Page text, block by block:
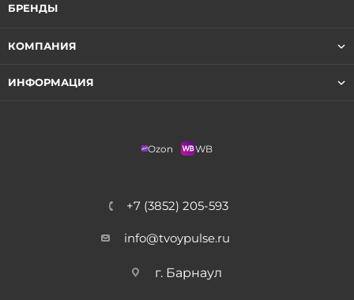
БРЕНДЫ
КОМПАНИЯ
ИНФОРМАЦИЯ
Ozon WB
+7 (3852) 205-593
info@tvoypulse.ru
г. Барнаул